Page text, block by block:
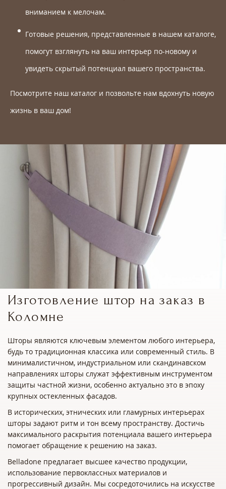
вниманием к мелочам.
Готовые решения, представленные в нашем каталоге,
помогут взглянуть на ваш интерьер по-новому и
увидеть скрытый потенциал вашего пространства.
Посмотрите наш каталог и позвольте нам вдохнуть новую
жизнь в ваш дом!
Изготовление штор на заказ в
Коломне
Шторы являются ключевым элементом любого интерьера,
будь то традиционная классика или современный стиль. В
минималистичном, индустриальном или скандинавском
направлениях шторы служат эффективным инструментом
защиты частной жизни, особенно актуально это в эпоху
крупных остекленных фасадов.
В исторических, этнических или гламурных интерьерах
шторы задают ритм и тон всему пространству. Достичь
максимального раскрытия потенциала вашего интерьера
помогает обращение к решению на заказ.
Belladone предлагает высшее качество продукции,
использование первоклассных материалов и
прогрессивный дизайн. Мы сосредоточились на искусстве